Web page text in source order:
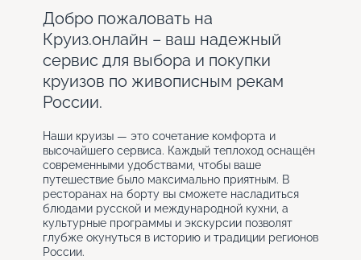
Добро пожаловать на
Круиз.онлайн – ваш надежный
сервис для выбора и покупки
круизов по живописным рекам
России.
Наши круизы — это сочетание комфорта и
высочайшего сервиса. Каждый теплоход оснащён
современными удобствами, чтобы ваше
путешествие было максимально приятным. В
ресторанах на борту вы сможете насладиться
блюдами русской и международной кухни, а
культурные программы и экскурсии позволят
глубже окунуться в историю и традиции регионов
России.